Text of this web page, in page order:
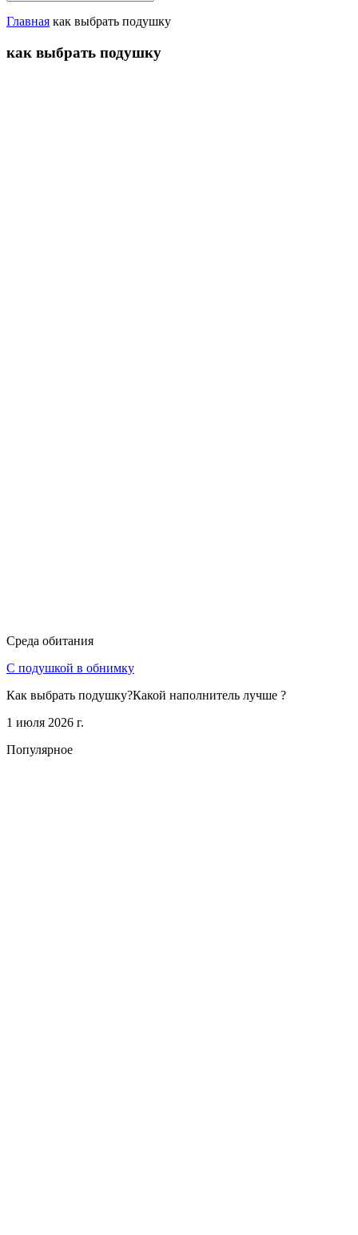
Главная как выбрать подушку
как выбрать подушку
Среда обитания
С подушкой в обнимку
Как выбрать подушку?Какой наполнитель лучше ?
1 июля 2026 г.
Популярное